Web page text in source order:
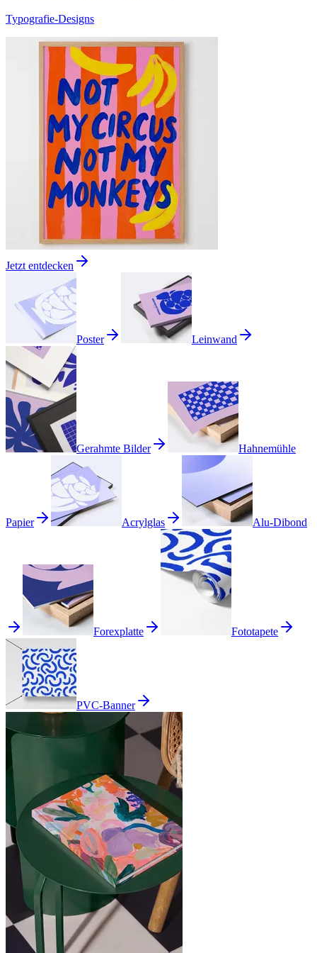
Typografie-Designs
Jetzt entdecken
Poster Leinwand
Gerahmte Bilder Hahnemühle
Papier Acrylglas Alu-Dibond
Forexplatte Fototapete
PVC-Banner